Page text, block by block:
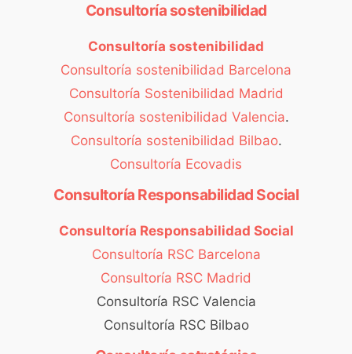
Consultoría sostenibilidad
Consultoría sostenibilidad
Consultoría sostenibilidad Barcelona
Consultoría Sostenibilidad Madrid
Consultoría sostenibilidad Valencia.
Consultoría sostenibilidad Bilbao.
Consultoría Ecovadis
Consultoría Responsabilidad Social
Consultoría Responsabilidad Social
Consultoría RSC Barcelona
Consultoría RSC Madrid
Consultoría RSC Valencia
Consultoría RSC Bilbao